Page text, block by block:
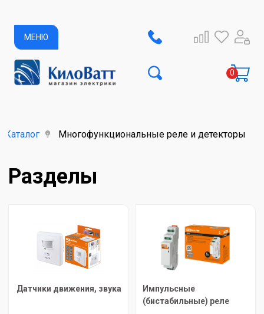
МЕНЮ
Каталог Многофункциональные реле и детекторы
Разделы
Датчики движения, звука
Импульсные
(бистабильные) реле